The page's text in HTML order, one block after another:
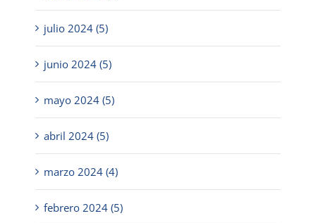
julio 2024 (5)
junio 2024 (5)
mayo 2024 (5)
abril 2024 (5)
marzo 2024 (4)
febrero 2024 (5)